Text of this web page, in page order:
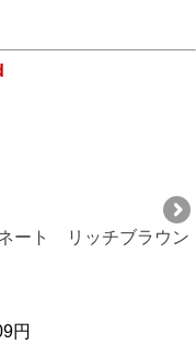
ート リッチブラウン
円